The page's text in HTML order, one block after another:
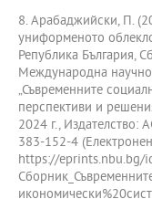
8. Арабаджийски, П.
униформеното
Република България,
Международна
„Съвременните
перспективи и
2024 г.,
383-152-4
https://